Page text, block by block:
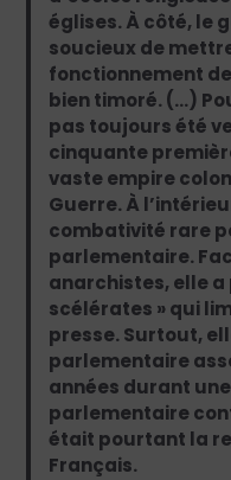
églises. À côté, le
soucieux de
fonctionnement
bien timoré. (…)
pas toujours été
cinquante
vaste empire
Guerre. À
combativité rare
parlementaire.
anarchistes, elle a
scélérates » qui
presse. Surtout,
parlementaire
années durant
parlementaire
était pourtant la
Français.